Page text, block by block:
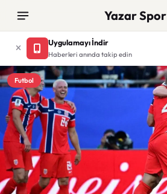
Yazar Spor
Uygulamayı İndir
Haberleri anında takip edin
Futbol